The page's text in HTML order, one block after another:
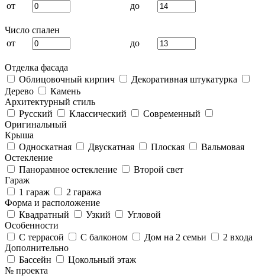
от
до
Число спален
от
до
Отделка фасада
Облицовочный кирпич
Декоративная штукатурка
Дерево
Камень
Архитектурный стиль
Русский
Классический
Современный
Оригинальный
Крыша
Односкатная
Двускатная Плоская
Вальмовая
Остекление
Панорамное остекление
Второй свет
Гараж
1 гараж
2 гаража
Форма и расположение
Квадратный
Узкий
Угловой
Особенности
С террасой
С балконом Дом на 2 семьи
2 входа
Дополнительно
Бассейн
Цокольный этаж
№ проекта